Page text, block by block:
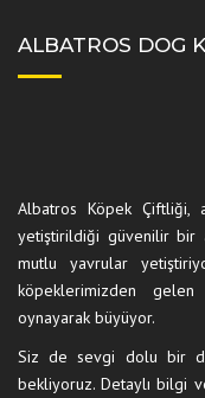
ALBATROS DOG
Albatros Köpek Çiftliği,
yetiştirildiği güvenilir bir
mutlu yavrular
köpeklerimizden gelen
oynayarak büyüyor.
Siz de sevgi dolu bir
bekliyoruz. Detaylı bilgi